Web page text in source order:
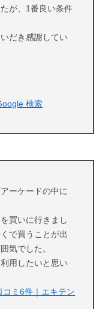
が、1番良い条件
だき感謝してい
検索
ーケードの中に
買いに行きまし
で買うことが出
気でした。
用したいと思い
ミ6件｜エキテン